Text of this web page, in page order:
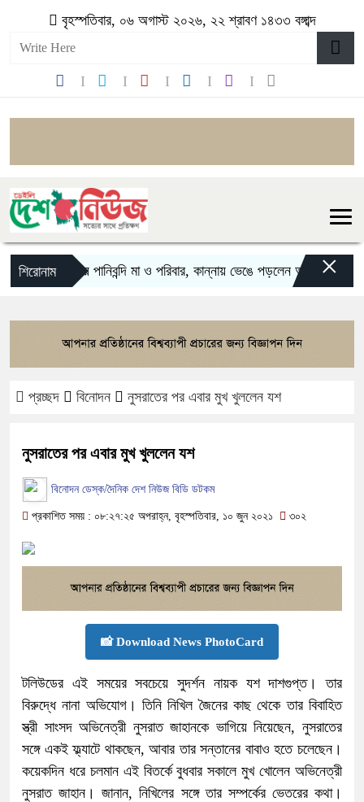
বৃহস্পতিবার, ০৬ অগাস্ট ২০২৬, ২২ শ্রাবণ ১৪৩৩ বঙ্গাব্দ
শিরোনাম
বন্যায় পানিবন্দি মা ও পরিবার, কান্নায় ভেঙে পড়লেন অভিনেত্রী ×
প্রচ্ছদ বিনোদন নুসরাতের পর এবার মুখ খুললেন যশ
নুসরাতের পর এবার মুখ খুললেন যশ
বিনোদন ডেস্ক/দৈনিক দেশ নিউজ বিডি ডটকম
প্রকাশিত সময় : ০৮:২৭:২৫ অপরাহ্ন, বৃহস্পতিবার, ১০ জুন ২০২১ ৩০২
📸 Download News PhotoCard
টলিউডের এই সময়ের সবচেয়ে সুদর্শন নায়ক যশ দাশগুপ্ত। তার
বিরুদ্ধে নানা অভিযোগ। তিনি নিখিল জৈনের কাছ থেকে তার বিবাহিত
স্ত্রী সাংসদ অভিনেত্রী নুসরাত জাহানকে ভাগিয়ে নিয়েছেন, নুসরাতের
সঙ্গে একই ফ্ল্যাটে থাকছেন, আবার তার সন্তানের বাবাও হতে চলেছেন।
কয়েকদিন ধরে চলমান এই বিতর্কে বুধবার সকালে মুখ খোলেন অভিনেত্রী
নুসরাত জাহান। জানান, নিখিলের সঙ্গে তার সম্পর্কের ভেতরের কথা।